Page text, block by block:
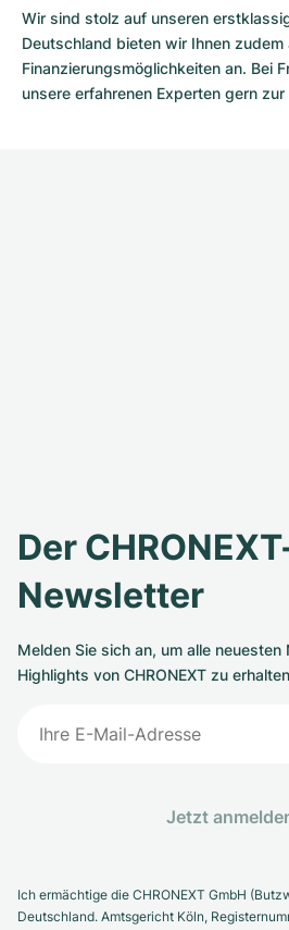
Wir sind stolz auf unseren
Deutschland bieten wir Ihnen
Finanzierungsmöglichkeiten an. Bei
unsere erfahrenen Experten gern
Der
Newsletter
Melden Sie sich an, um alle neuesten
Highlights von CHRONEXT zu
Jetzt
Ich ermächtige die CHRONEXT GmbH
Deutschland. Amtsgericht Köln,